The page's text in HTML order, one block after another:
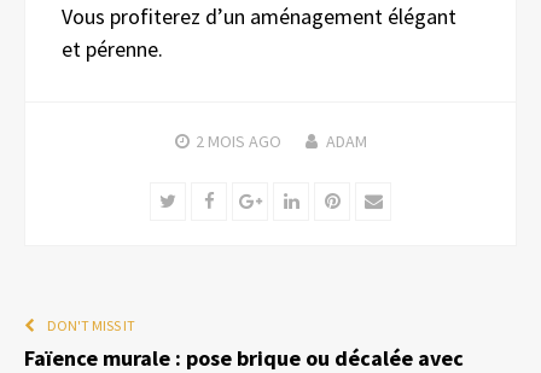
Vous profiterez d’un aménagement élégant
et pérenne.
2 MOIS AGO ADAM
TwitterFacebookGoogle+LinkedInPinterest
Email
DON'T MISS IT
Faïence murale : pose brique ou décalée avec